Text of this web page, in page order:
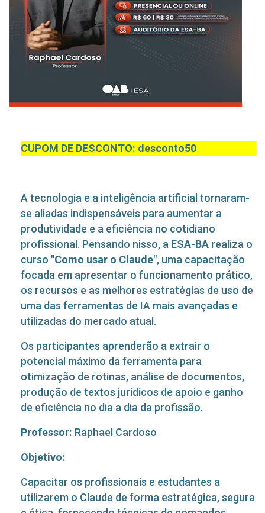
CUPOM DE DESCONTO: desconto50
A tecnologia e a inteligência artificial tornaram-
se aliadas indispensáveis para aumentar a
produtividade e a eficiência no cotidiano
profissional. Pensando nisso, a ESA-BA realiza o
curso "Como usar o Claude", uma capacitação
focada em apresentar o funcionamento prático,
os recursos e as melhores estratégias de uso de
uma das ferramentas de IA mais avançadas e
utilizadas do mercado atual.
Os participantes aprenderão a extrair o
potencial máximo da ferramenta para
otimização de rotinas, análise de documentos,
produção de textos jurídicos de apoio e ganho
de eficiência no dia a dia da profissão.
Professor: Raphael Cardoso
Objetivo:
Capacitar os profissionais e estudantes a
utilizarem o Claude de forma estratégica, segura